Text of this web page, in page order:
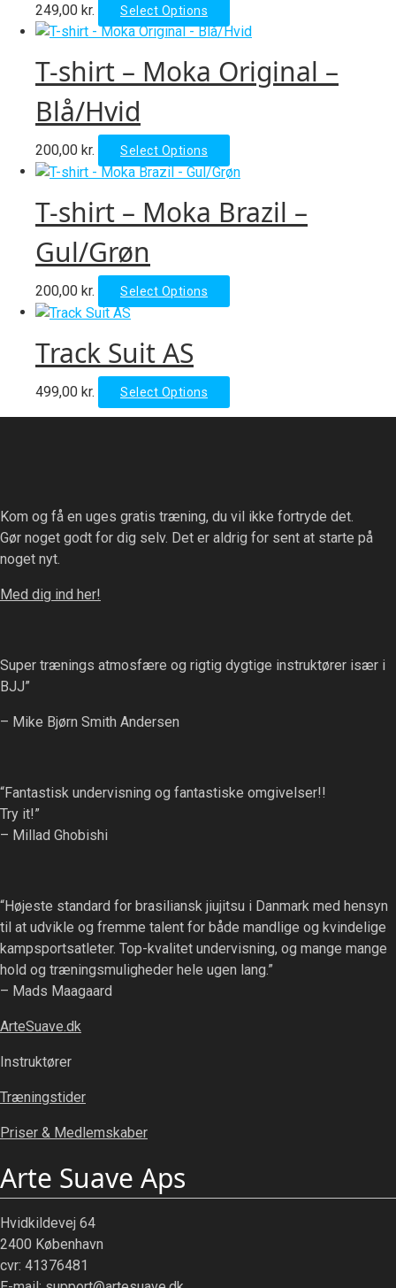
249,00 kr. Select Options
product
multiple
options
be
chosen
on
T-shirt – Moka Original –
Blå/Hvid
200,00 kr. Select Options
product
multiple
options
the
product
T-shirt – Moka Brazil –
Gul/Grøn
200,00 kr. Select Options
product
variants.
options
the
product
Track Suit AS
499,00 kr. Select Options
product
options
may
page
Kom og få en uges gratis træning, du vil ikke fortryde det.
Gør noget godt for dig selv. Det er aldrig for sent at starte på
noget nyt.
Med dig ind her!
Super trænings atmosfære og rigtig dygtige instruktører især i
BJJ”
– Mike Bjørn Smith Andersen
“Fantastisk undervisning og fantastiske omgivelser!!
Try it!”
– Millad Ghobishi
“Højeste standard for brasiliansk jiujitsu i Danmark med hensyn
til at udvikle og fremme talent for både mandlige og kvindelige
kampsportsatleter. Top-kvalitet undervisning, og mange mange
hold og træningsmuligheder hele ugen lang.”
– Mads Maagaard
ArteSuave.dk
Instruktører
Træningstider
Priser & Medlemskaber
Arte Suave Aps
Hvidkildevej 64
2400 København
cvr: 41376481